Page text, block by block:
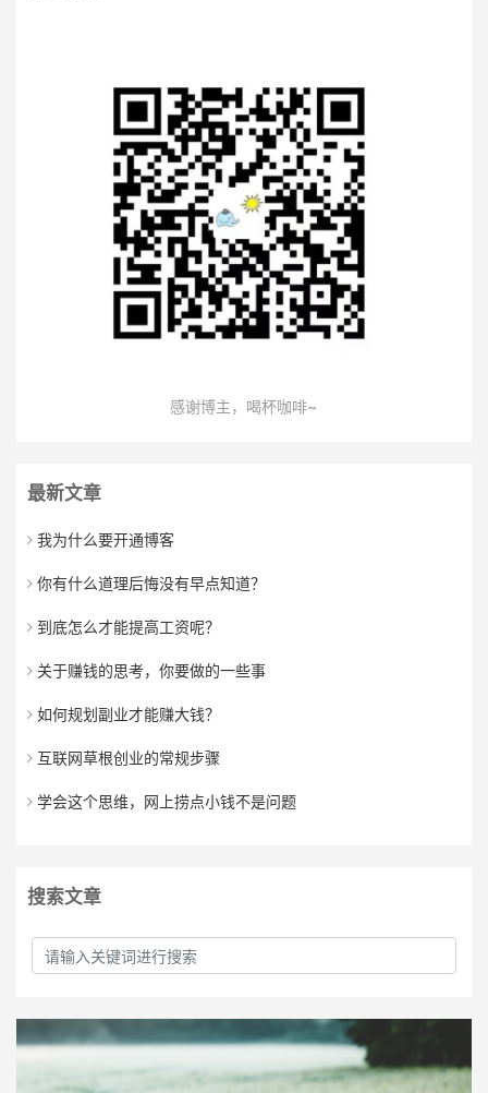
感谢博主，喝杯咖啡~
最新文章
我为什么要开通博客
你有什么道理后悔没有早点知道？
到底怎么才能提高工资呢？
关于赚钱的思考，你要做的一些事
如何规划副业才能赚大钱？
互联网草根创业的常规步骤
学会这个思维，网上捞点小钱不是问题
搜索文章